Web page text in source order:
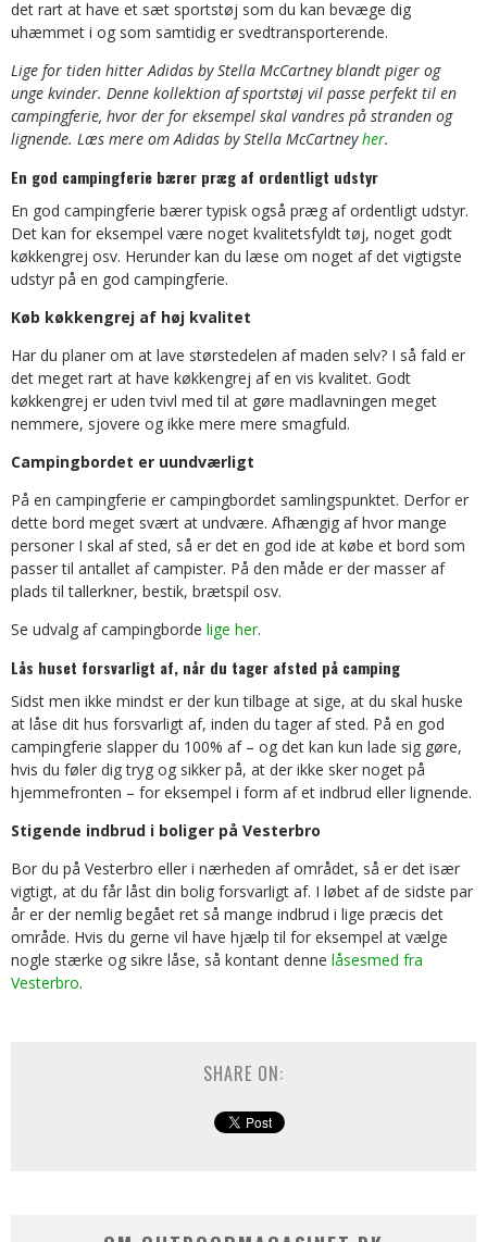
det rart at have et sæt sportstøj som du kan bevæge dig
uhæmmet i og som samtidig er svedtransporterende.
Lige for tiden hitter Adidas by Stella McCartney blandt piger og
unge kvinder. Denne kollektion af sportstøj vil passe perfekt til en
campingferie, hvor der for eksempel skal vandres på stranden og
lignende. Læs mere om Adidas by Stella McCartneyher.
En god campingferie bærer præg af ordentligt udstyr
En god campingferie bærer typisk også præg af ordentligt udstyr.
Det kan for eksempel være noget kvalitetsfyldt tøj, noget godt
køkkengrej osv. Herunder kan du læse om noget af det vigtigste
udstyr på en god campingferie.
Køb køkkengrej af høj kvalitet
Har du planer om at lave størstedelen af maden selv? I så fald er
det meget rart at have køkkengrej af en vis kvalitet. Godt
køkkengrej er uden tvivl med til at gøre madlavningen meget
nemmere, sjovere og ikke mere mere smagfuld.
Campingbordet er uundværligt
På en campingferie er campingbordet samlingspunktet. Derfor er
dette bord meget svært at undvære. Afhængig af hvor mange
personer I skal af sted, så er det en god ide at købe et bord som
passer til antallet af campister. På den måde er der masser af
plads til tallerkner, bestik, brætspil osv.
Se udvalg af campingborde lige her.
Lås huset forsvarligt af, når du tager afsted på camping
Sidst men ikke mindst er der kun tilbage at sige, at du skal huske
at låse dit hus forsvarligt af, inden du tager af sted. På en god
campingferie slapper du 100% af – og det kan kun lade sig gøre,
hvis du føler dig tryg og sikker på, at der ikke sker noget på
hjemmefronten – for eksempel i form af et indbrud eller lignende.
Stigende indbrud i boliger på Vesterbro
Bor du på Vesterbro eller i nærheden af området, så er det især
vigtigt, at du får låst din bolig forsvarligt af. I løbet af de sidste par
år er der nemlig begået ret så mange indbrud i lige præcis det
område. Hvis du gerne vil have hjælp til for eksempel at vælge
nogle stærke og sikre låse, så kontant denne låsesmed fra
Vesterbro.
SHARE ON: